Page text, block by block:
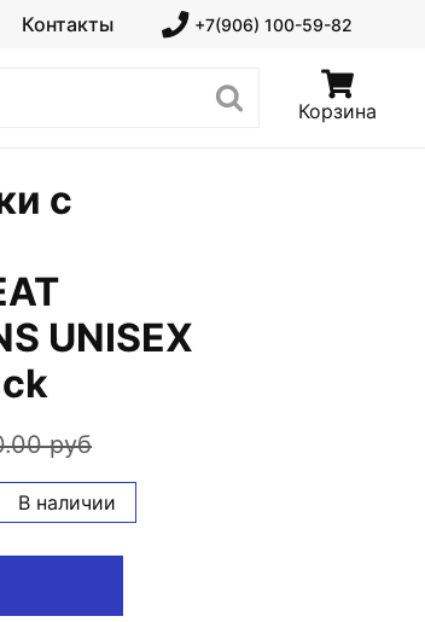
Контакты +7(906) 100-59-82
Корзина
с
UNISEX
руб
В наличии